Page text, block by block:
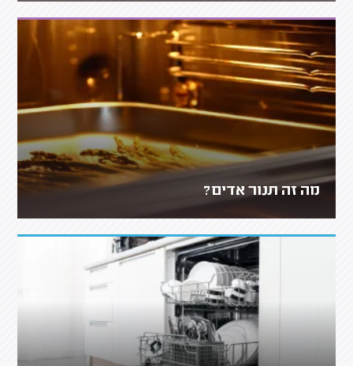
מה זה תנור אדים?